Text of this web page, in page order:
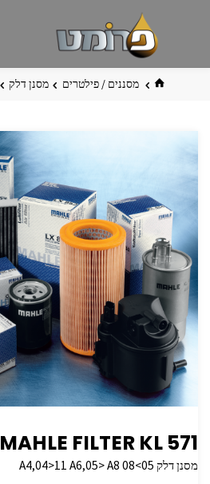
בית מסננים / פילטרים מסנן דלק
MAHLE FILTER KL 571
מסנן דלק A4,04>11 A6,05> A8 08<05